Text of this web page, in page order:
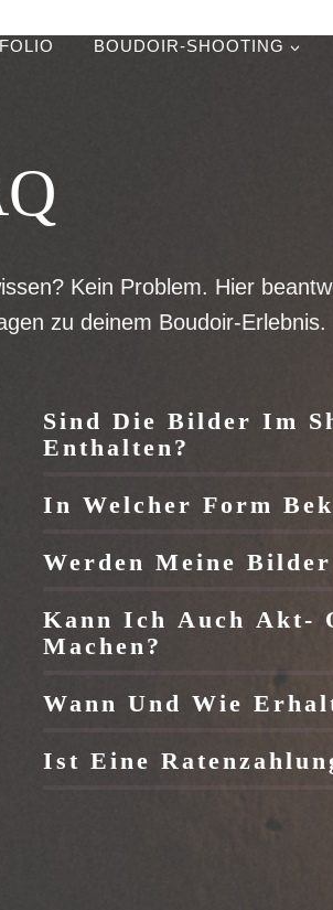
BOUDOIR-SHOOTING
Kein Problem. Hier
zu deinem Boudoir-Erlebnis.
Sind Die Bilder Im
Enthalten?
In Welcher Form
Werden Meine
Kann Ich Auch Akt-
Machen?
Wann Und Wie
Ist Eine